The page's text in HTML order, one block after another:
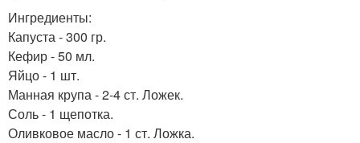
Ингредиенты:
Капуста - 300 гр.
Кефир - 50 мл.
Яйцо - 1 шт.
Манная крупа - 2-4 ст. Ложек.
Соль - 1 щепотка.
Оливковое масло - 1 ст. Ложка.